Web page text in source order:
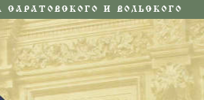
И ВОЛЬСКОГО